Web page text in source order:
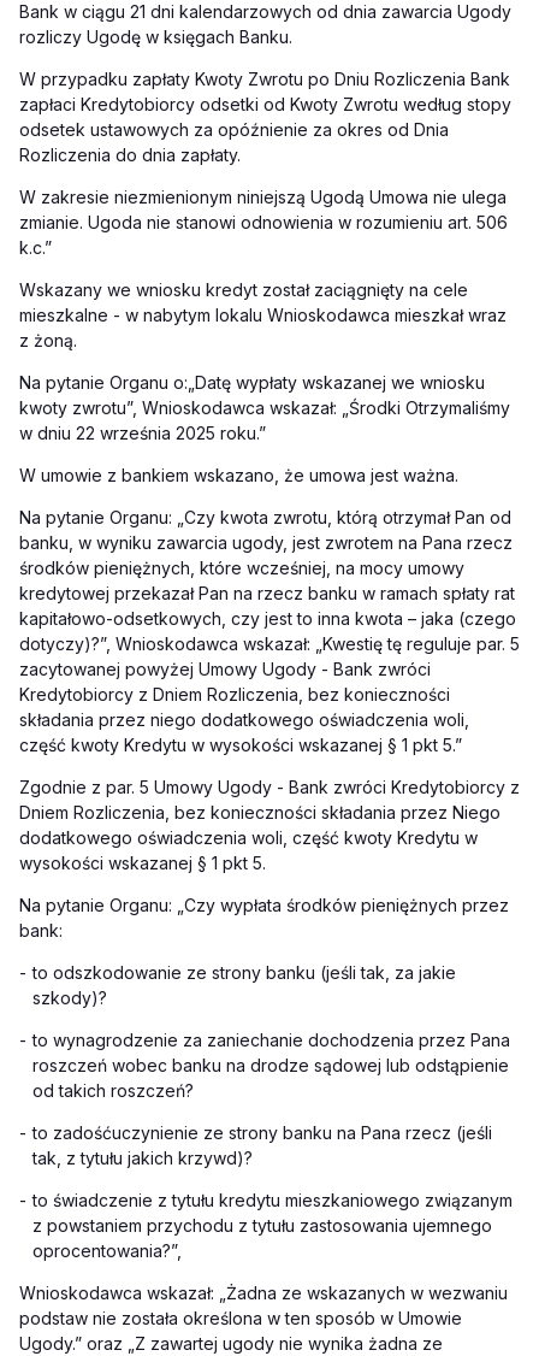
Bank w ciągu 21 dni kalendarzowych od dnia zawarcia Ugody
rozliczy Ugodę w księgach Banku.
W przypadku zapłaty Kwoty Zwrotu po Dniu Rozliczenia Bank
zapłaci Kredytobiorcy odsetki od Kwoty Zwrotu według stopy
odsetek ustawowych za opóźnienie za okres od Dnia
Rozliczenia do dnia zapłaty.
W zakresie niezmienionym niniejszą Ugodą Umowa nie ulega
zmianie. Ugoda nie stanowi odnowienia w rozumieniu art. 506
k.c.”
Wskazany we wniosku kredyt został zaciągnięty na cele
mieszkalne - w nabytym lokalu Wnioskodawca mieszkał wraz
z żoną.
Na pytanie Organu o:„Datę wypłaty wskazanej we wniosku
kwoty zwrotu”, Wnioskodawca wskazał: „Środki Otrzymaliśmy
w dniu 22 września 2025 roku.”
W umowie z bankiem wskazano, że umowa jest ważna.
Na pytanie Organu: „Czy kwota zwrotu, którą otrzymał Pan od
banku, w wyniku zawarcia ugody, jest zwrotem na Pana rzecz
środków pieniężnych, które wcześniej, na mocy umowy
kredytowej przekazał Pan na rzecz banku w ramach spłaty rat
kapitałowo-odsetkowych, czy jest to inna kwota – jaka (czego
dotyczy)?”, Wnioskodawca wskazał: „Kwestię tę reguluje par. 5
zacytowanej powyżej Umowy Ugody - Bank zwróci
Kredytobiorcy z Dniem Rozliczenia, bez konieczności
składania przez niego dodatkowego oświadczenia woli,
część kwoty Kredytu w wysokości wskazanej § 1 pkt 5.”
Zgodnie z par. 5 Umowy Ugody - Bank zwróci Kredytobiorcy z
Dniem Rozliczenia, bez konieczności składania przez Niego
dodatkowego oświadczenia woli, część kwoty Kredytu w
wysokości wskazanej § 1 pkt 5.
Na pytanie Organu: „Czy wypłata środków pieniężnych przez
bank:
- to odszkodowanie ze strony banku (jeśli tak, za jakie
szkody)?
- to wynagrodzenie za zaniechanie dochodzenia przez Pana
roszczeń wobec banku na drodze sądowej lub odstąpienie
od takich roszczeń?
- to zadośćuczynienie ze strony banku na Pana rzecz (jeśli
tak, z tytułu jakich krzywd)?
- to świadczenie z tytułu kredytu mieszkaniowego związanym
z powstaniem przychodu z tytułu zastosowania ujemnego
oprocentowania?”,
Wnioskodawca wskazał: „ Żadna ze wskazanych w wezwaniu
podstaw nie została określona w ten sposób w Umowie
Ugody.” oraz „Z zawartej ugody nie wynika żadna ze